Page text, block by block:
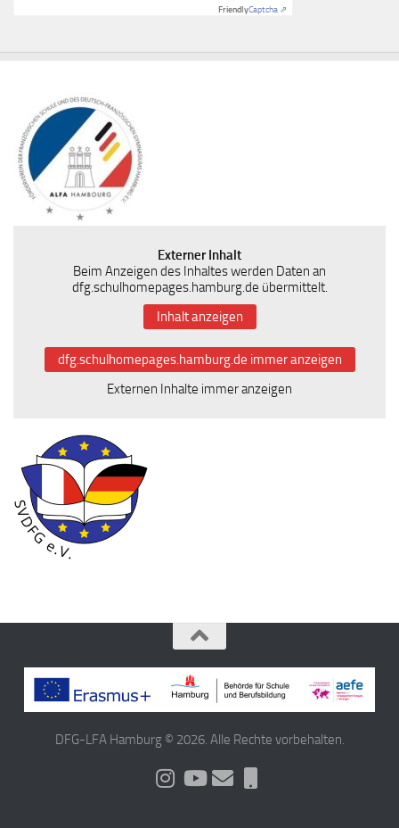
FriendlyCaptcha ⇗
Externer Inhalt
Beim Anzeigen des Inhaltes werden Daten an
dfg.schulhomepages.hamburg.de übermittelt.
Inhalt anzeigen
dfg.schulhomepages.hamburg.de immer anzeigen
Externen Inhalte immer anzeigen
DFG-LFA Hamburg © 2026. Alle Rechte vorbehalten.